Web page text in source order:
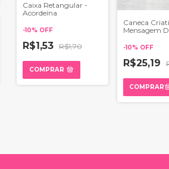
Caixa Retangular -
Acordeína
-10% OFF
R$1,53 R$1,70
COMPRAR
Caneca
Mensagem
-10% OFF
R$25,19